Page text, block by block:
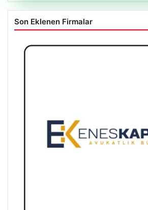
Son Eklenen Firmalar